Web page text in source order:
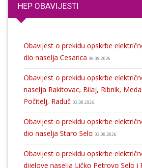
HEP OBAVIJESTI
Obavijest o prekidu opskrbe
dio naselja Cesarica 06.08.2026
Obavijest o prekidu opskrbe
naselja Rakitovac, Bilaj, Ribnik,
Počitelj, Raduč 03.08.2026
Obavijest o prekidu opskrbe
dio naselja Staro Selo 03.08.2026
Obavijest o prekidu opskrbe
dijelove naselja Ličko Petrovo Selo i